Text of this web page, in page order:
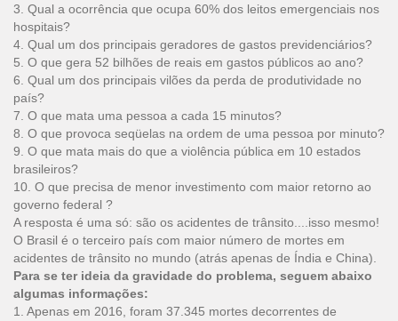
3. Qual a ocorrência que ocupa 60% dos leitos emergenciais nos
hospitais?
4. Qual um dos principais geradores de gastos previdenciários?
5. O que gera 52 bilhões de reais em gastos públicos ao ano?
6. Qual um dos principais vilões da perda de produtividade no
país?
7. O que mata uma pessoa a cada 15 minutos?
8. O que provoca seqüelas na ordem de uma pessoa por minuto?
9. O que mata mais do que a violência pública em 10 estados
brasileiros?
10. O que precisa de menor investimento com maior retorno ao
governo federal ?
A resposta é uma só: são os acidentes de trânsito....isso mesmo!
O Brasil é o terceiro país com maior número de mortes em
acidentes de trânsito no mundo (atrás apenas de Índia e China).
Para se ter ideia da gravidade do problema, seguem abaixo
algumas informações:
1. Apenas em 2016, foram 37.345 mortes decorrentes de